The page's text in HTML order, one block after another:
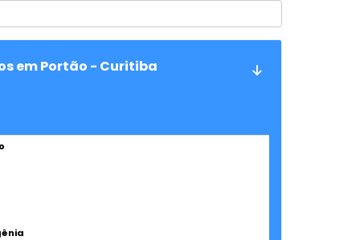
em Portão - Curitiba